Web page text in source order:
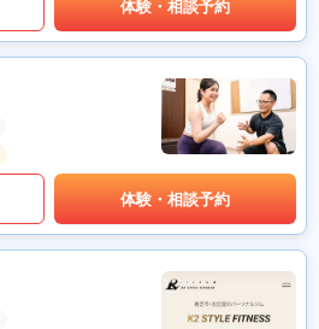
体験・相談予約
体験・相談予約